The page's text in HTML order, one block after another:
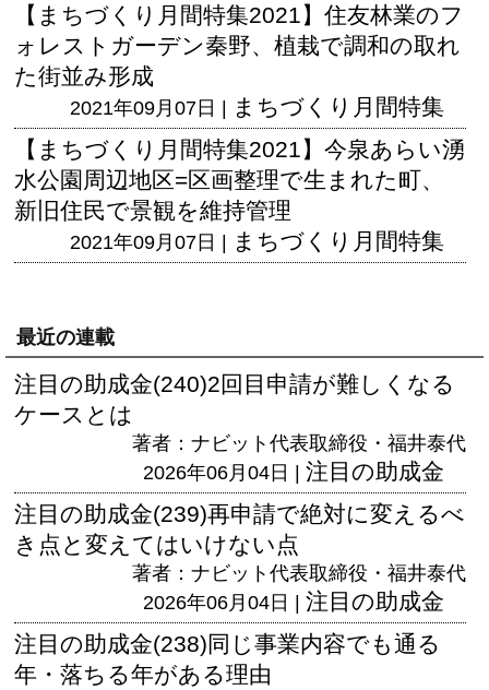
【まちづくり月間特集2021】住友林業のフ
ォレストガーデン秦野、植栽で調和の取れ
た街並み形成
2021年09月07日 | まちづくり月間特集
【まちづくり月間特集2021】今泉あらい湧
水公園周辺地区=区画整理で生まれた町、
新旧住民で景観を維持管理
2021年09月07日 | まちづくり月間特集
最近の連載
注目の助成金(240)2回目申請が難しくなる
ケースとは
著者：ナビット代表取締役・福井泰代
2026年06月04日 | 注目の助成金
注目の助成金(239)再申請で絶対に変えるべ
き点と変えてはいけない点
著者：ナビット代表取締役・福井泰代
2026年06月04日 | 注目の助成金
注目の助成金(238)同じ事業内容でも通る
年・落ちる年がある理由